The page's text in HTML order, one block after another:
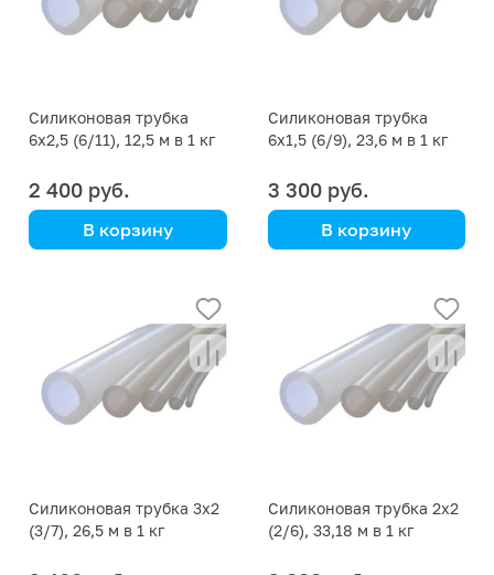
Силиконовая трубка
6х2,5 (6/11), 12,5 м в 1 кг
2 400 руб.
В корзину
Силиконовая трубка
6х1,5 (6/9), 23,6 м в 1 кг
3 300 руб.
В корзину
Силиконовая трубка 3х2
(3/7), 26,5 м в 1 кг
Силиконовая трубка 2х2
(2/6), 33,18 м в 1 кг